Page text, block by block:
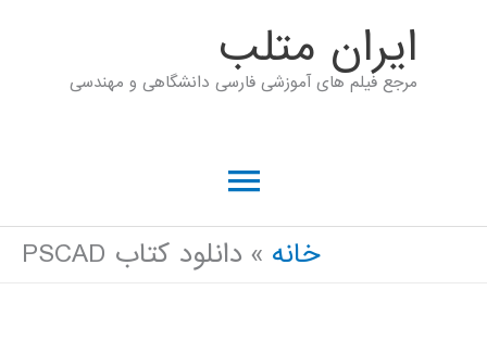
ايران متلب
مرجع فیلم های آموزشی فارسی دانشگاهی و مهندسی
فهرست
اصلی خانه دانلود کتاب PSCAD